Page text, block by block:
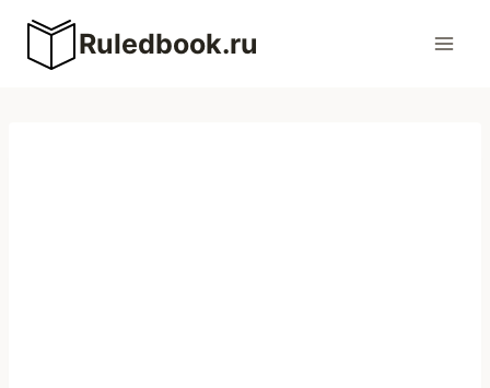
Перейти
содержимому
Ruledbook.ru